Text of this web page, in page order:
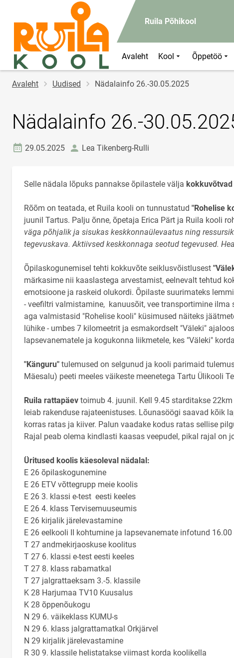
Ruila Põhikool
Avaleht Kool Õppetöö
Jälglink
Avaleht Uudised Nädalainfo 26.-30.05.2025
Nädalainfo 26.-
Loomise kuupäev
29.05.2025 autorLea Tikenberg-Rulli
Selle nädala lõpuks pannakse õpilastele välja
Rõõm on teatada, et Ruila kooli on tunnustatud "Rohelise
juunil Tartus. Palju õnne, õpetaja Erica Pärt ja Ruila kooli
väga põhjalik ja sisukas keskkonnaülevaatus ning
tegevuskava. Aktiivsed keskkonnaga seotud tegevused.
Õpilaskogunemisel tehti kokkuvõte seiklusvõistlusest
märkasime nii kaaslastega arvestamist, eelnevalt tehtud
emotsioone ja raskeid olukordi. Õpilaste suurimateks
- veefiltri valmistamine, kanuusõit, vee transportimine
aga valmistasid "Rohelise kooli" küsimused näiteks
lühike - umbes 7 kilomeetrit ja esmakordselt "Väleki"
lapsevanematele ja kogukonna liikmetele, kes "Väleki"
"Känguru" tulemused on selgunud ja kooli parimaid
Mäesalu) peeti meeles väikeste meenetega Tartu Ülikooli
Ruila rattapäev toimub 4. juunil. Kell 9.45 starditakse
leiab rakenduse rajateenistuses. Lõunasöögi saavad kõik
korras ratas ja kiiver. Palun vaadake kodus ratas sellise
Rajal peab olema kindlasti kaasas veepudel, pikal rajal on
Üritused koolis käesoleval nädalal:
E 26 õpilaskogunemine
E 26 ETV võttegrupp meie koolis
E 26 3. klassi e-test eesti keeles
E 26 4. klass Tervisemuuseumis
E 26 kirjalik järelevastamine
E 26 eelkooli II kohtumine ja lapsevanemate infotund 16.00
T 27 andmekirjaoskuse koolitus
T 27 6. klassi e-test eesti keeles
T 27 8. klass rabamatkal
T 27 jalgrattaeksam 3.-5. klassile
K 28 Harjumaa TV10 Kuusalus
K 28 õppenõukogu
N 29 6. väikeklass KUMU-s
N 29 6. klass jalgrattamatkal Orkjärvel
N 29 kirjalik järelevastamine
R 30 9. klassile helistatakse viimast korda koolikella